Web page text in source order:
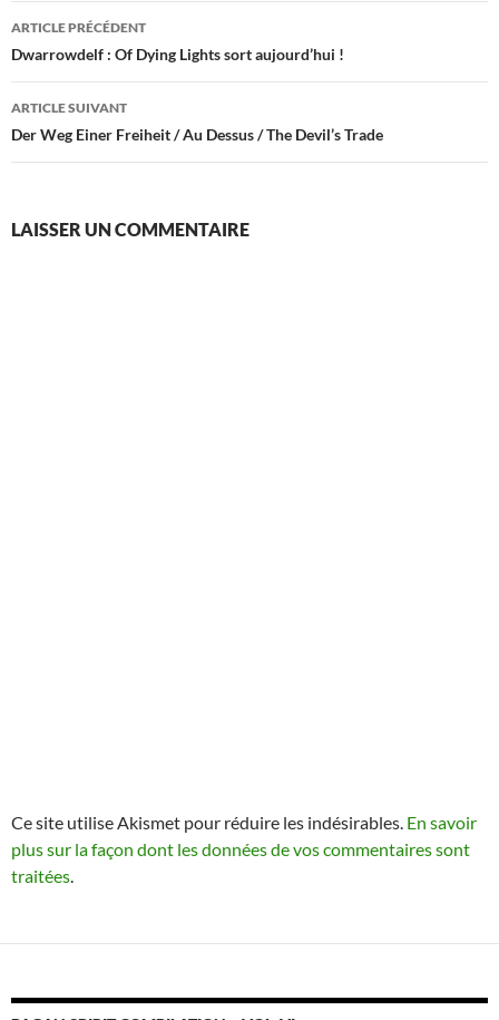
Navigation
des
articles
ARTICLE PRÉCÉDENT
Dwarrowdelf : Of Dying Lights sort aujourd’hui !
ARTICLE SUIVANT
Der Weg Einer Freiheit / Au Dessus / The Devil’s Trade
LAISSER UN COMMENTAIRE
Ce site utilise Akismet pour réduire les indésirables. En savoir
plus sur la façon dont les données de vos commentaires sont
traitées.